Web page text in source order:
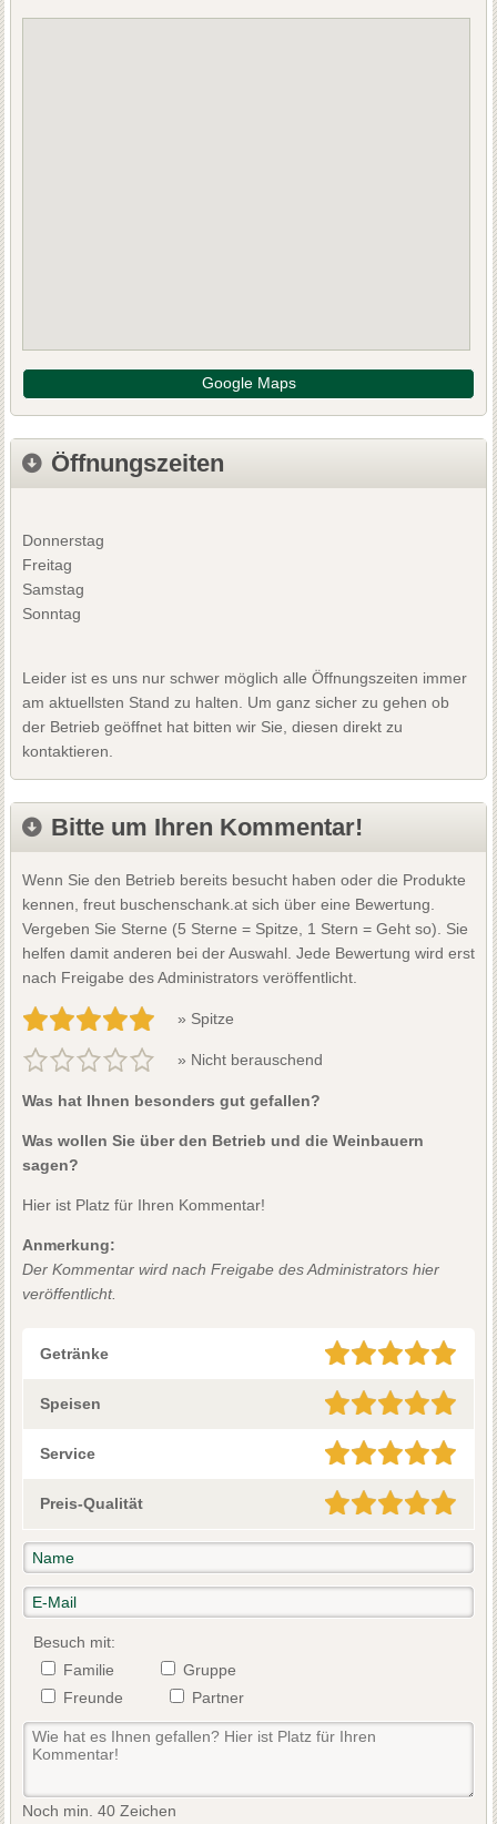
Google Maps
Öffnungszeiten
Donnerstag
Freitag
Samstag
Sonntag
Leider ist es uns nur schwer möglich alle Öffnungszeiten immer
am aktuellsten Stand zu halten. Um ganz sicher zu gehen ob
der Betrieb geöffnet hat bitten wir Sie, diesen direkt zu
kontaktieren.
Bitte um Ihren Kommentar!
Wenn Sie den Betrieb bereits besucht haben oder die Produkte
kennen, freut buschenschank.at sich über eine Bewertung.
Vergeben Sie Sterne (5 Sterne = Spitze, 1 Stern = Geht so). Sie
helfen damit anderen bei der Auswahl. Jede Bewertung wird erst
nach Freigabe des Administrators veröffentlicht.
» Spitze
» Nicht berauschend
Was hat Ihnen besonders gut gefallen?
Was wollen Sie über den Betrieb und die Weinbauern
sagen?
Hier ist Platz für Ihren Kommentar!
Anmerkung:
Der Kommentar wird nach Freigabe des Administrators hier
veröffentlicht.
Getränke
Speisen
Service
Preis-Qualität
Besuch mit:
Familie
Gruppe
Freunde
Partner
Noch min. 40 Zeichen